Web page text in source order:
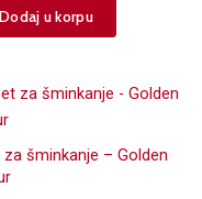
Dodaj u korpu
za šminkanje – Golden